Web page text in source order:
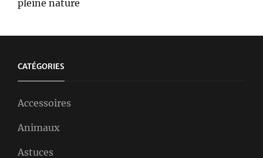
pleine nature
CATÉGORIES
Accessoires
Animaux
Astuces